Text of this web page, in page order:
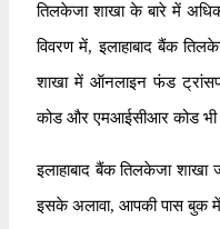
तिलकेजा शाखा के बारे में
विवरण में, इलाहाबाद बैंक
शाखा में ऑनलाइन फंड
कोड और एमआईसीआर कोड भी
इलाहाबाद बैंक तिलकेजा
इसके अलावा, आपकी पास बुक में